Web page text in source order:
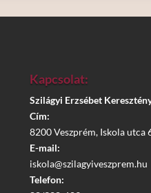
Kapcsolat:
Szilágyi Erzsébet
Cím:
8200 Veszprém, Iskola utca
E-mail:
iskola@szilagyiveszprem.hu
Telefon: